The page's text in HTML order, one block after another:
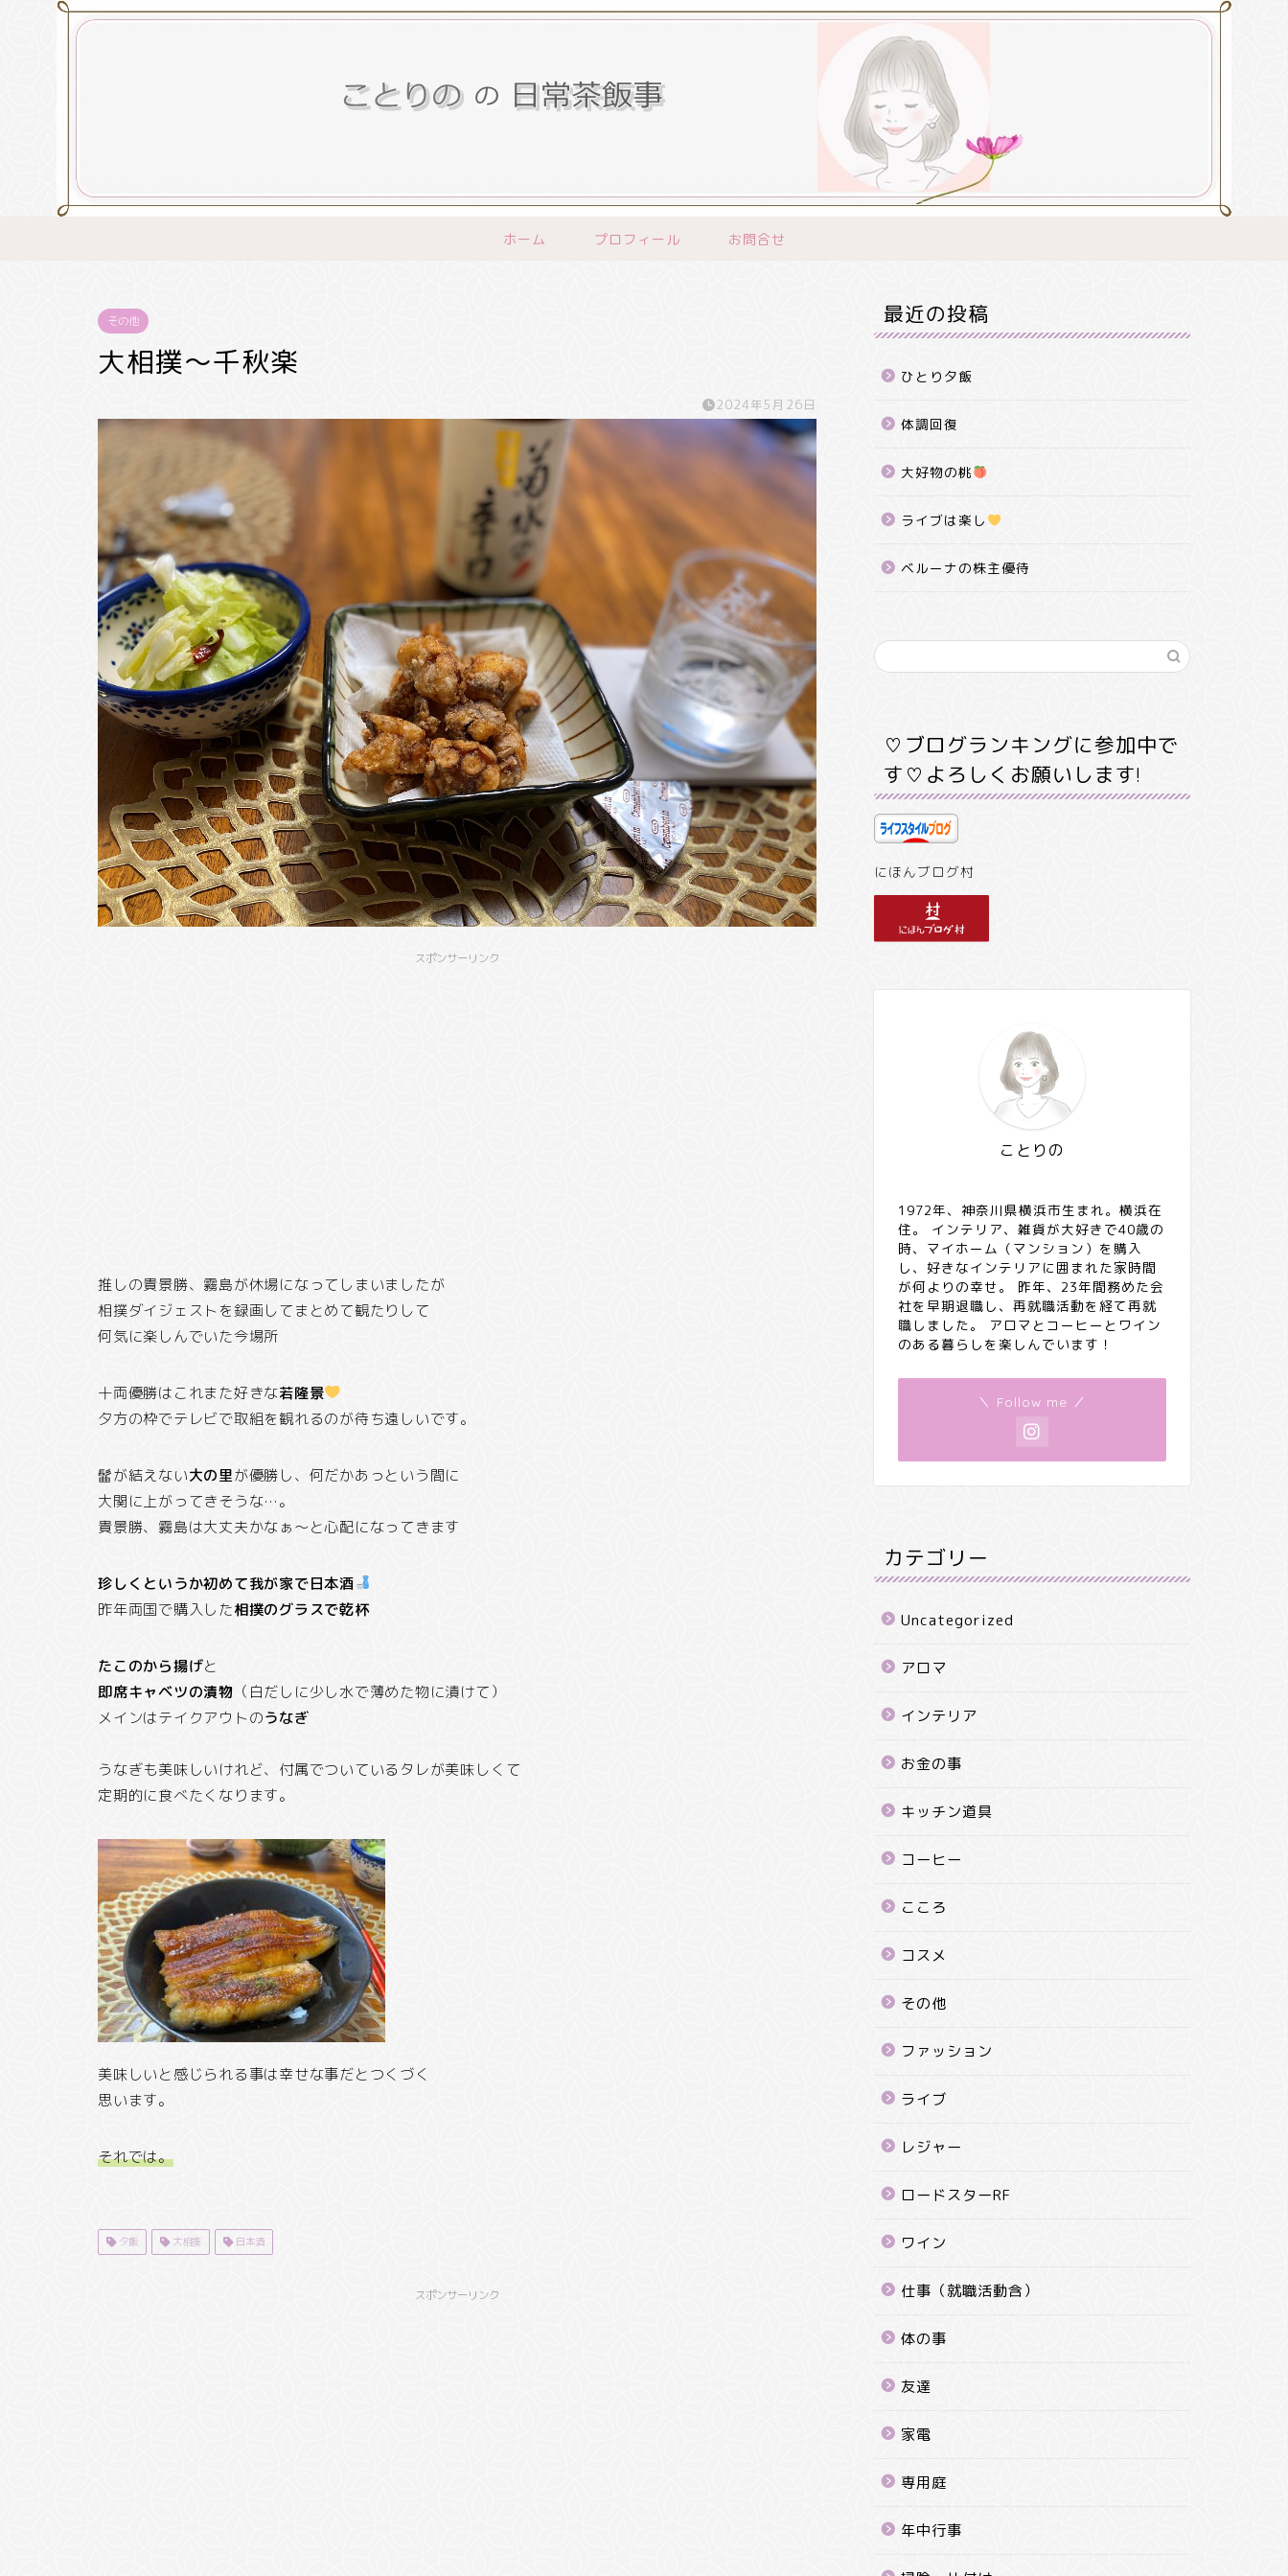
ホーム プロフィール お問合せ
その他
大相撲～千秋楽
2024年5月26日
スポンサーリンク
推しの貴景勝、霧島が休場になってしまいましたが
相撲ダイジェストを録画してまとめて観たりして
何気に楽しんでいた今場所
十両優勝はこれまた好きな若隆景
夕方の枠でテレビで取組を観れるのが待ち遠しいです。
髷が結えない大の里が優勝し、何だかあっという間に
大関に上がってきそうな…。
貴景勝、霧島は大丈夫かなぁ～と心配になってきます
珍しくというか初めて我が家で日本酒
昨年両国で購入した相撲のグラスで乾杯
たこのから揚げと
即席キャベツの漬物 （白だしに少し水で薄めた物に漬けて）
メインはテイクアウトのうなぎ
うなぎも美味しいけれど、付属でついているタレが美味しくて
定期的に食べたくなります。
美味しいと感じられる事は幸せな事だとつくづく
思います。
それでは。
夕飯 大相撲 日本酒
スポンサーリンク
最近の投稿
ひとり夕飯
体調回復
大好物の桃
ライブは楽し
ベルーナの株主優待
♡ブログランキングに参加中で
す♡よろしくお願いします!
にほんブログ村
ことりの
1972年、神奈川県横浜市生まれ。横浜在
住。 インテリア、雑貨が大好きで40歳の
時、マイホーム（マンション）を購入
し、好きなインテリアに囲まれた家時間
が何よりの幸せ。 昨年、23年間務めた会
社を早期退職し、再就職活動を経て再就
職しました。 アロマとコーヒーとワイン
のある暮らしを楽しんでいます！
＼ Follow me ／
カテゴリー
Uncategorized
アロマ
インテリア
お金の事
キッチン道具
コーヒー
こころ
コスメ
その他
ファッション
ライブ
レジャー
ロードスターRF
ワイン
仕事（就職活動含）
体の事
友達
家電
専用庭
年中行事